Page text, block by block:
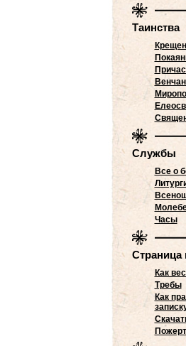
Таинства
Службы
Все о
Часы
Страница
Как
Требы
Как